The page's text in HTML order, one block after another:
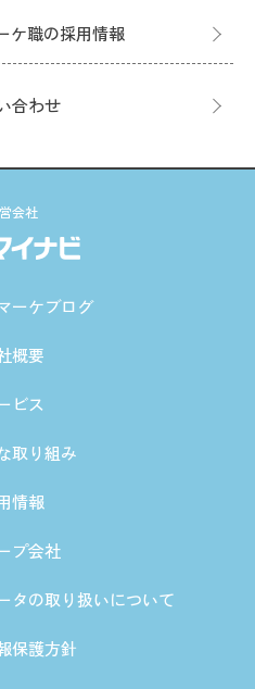
ケ職の採用情報
合わせ
会社
ーケブログ
概要
ビス
取り組み
情報
プ会社
タの取り扱いについて
保護方針